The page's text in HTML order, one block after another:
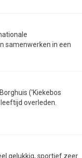
samenwerken in een
('Kiekebos
overleden.
gelukkig, sportief zeer